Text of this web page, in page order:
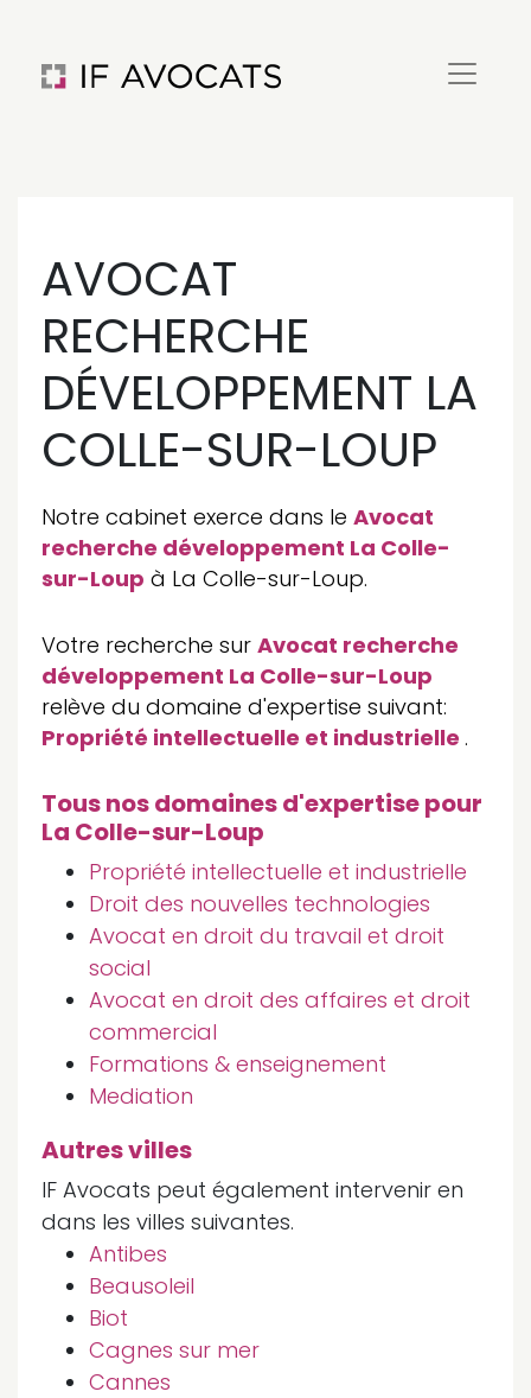
AVOCAT
RECHERCHE
DÉVELOPPEMENT LA
COLLE-SUR-LOUP
Notre cabinet exerce dans le Avocat
recherche développement La Colle-
sur-Loup à La Colle-sur-Loup.
Votre recherche sur Avocat recherche
développement La Colle-sur-Loup
relève du domaine d'expertise suivant:
Propriété intellectuelle et industrielle .
Tous nos domaines d'expertise pour
La Colle-sur-Loup
Propriété intellectuelle et industrielle
Droit des nouvelles technologies
Avocat en droit du travail et droit
social
Avocat en droit des affaires et droit
commercial
Formations & enseignement
Mediation
Autres villes
IF Avocats peut également intervenir en
dans les villes suivantes.
Antibes
Beausoleil
Biot
Cagnes sur mer
Cannes